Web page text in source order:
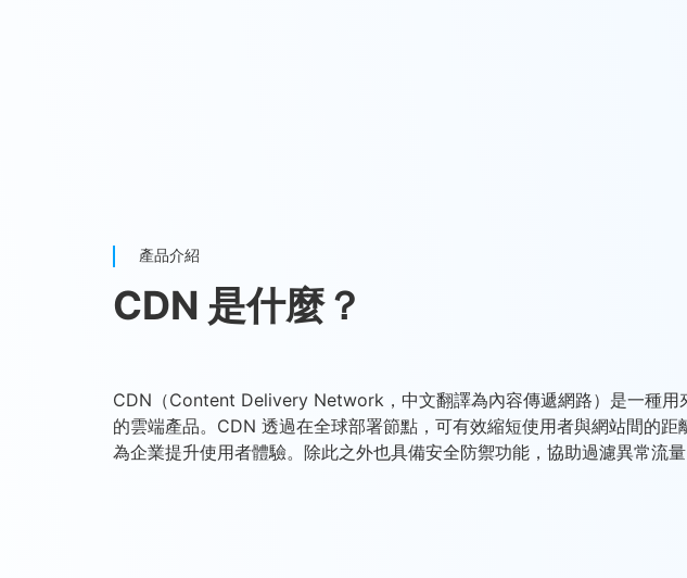
產品介紹
CDN 是什麼？
CDN（Content Delivery Network，中文翻譯為內容傳遞網路）是一種用
的雲端產品。CDN 透過在全球部署節點，可有效縮短使用者與網站間的距
為企業提升使用者體驗。除此之外也具備安全防禦功能，協助過濾異常流量